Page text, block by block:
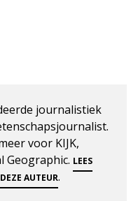
journalistiek
voor KIJK,
Geographic. LEES
AUTEUR.